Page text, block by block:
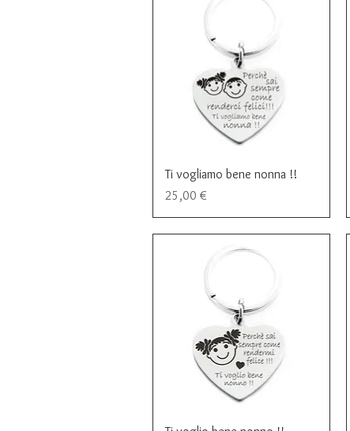
Vista rapida
Ti vogliamo bene nonna !!
Prezzo
25,00 €